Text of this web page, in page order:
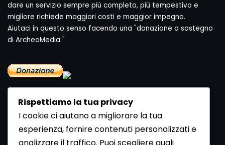
dare un servizio sempre più completo, più tempestivo e
migliore richiede maggiori costi e maggior impegno.
Aiutaci in questo senso facendo una "donazione a sostegno
di ArcheoMedia "
Rispettiamo la tua privacy
I cookie ci aiutano a migliorare la tua
esperienza, fornire contenuti personalizzati e
analizzare il traffico. Puoi scegliere quali